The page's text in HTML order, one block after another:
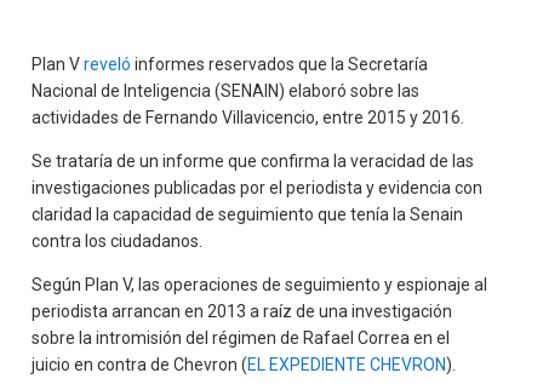
Plan Vreveló informes reservados que la Secretaría
Nacional de Inteligencia (SENAIN) elaboró sobre las
actividades de Fernando Villavicencio, entre 2015 y 2016.
Se trataría de un informe que confirma la veracidad de las
investigaciones publicadas por el periodista y evidencia con
claridad la capacidad de seguimiento que tenía la Senain
contra los ciudadanos.
Según Plan V, las operaciones de seguimiento y espionaje al
periodista arrancan en 2013 a raíz de una investigación
sobre la intromisión del régimen de Rafael Correa en el
juicio en contra de Chevron (EL EXPEDIENTE CHEVRON).